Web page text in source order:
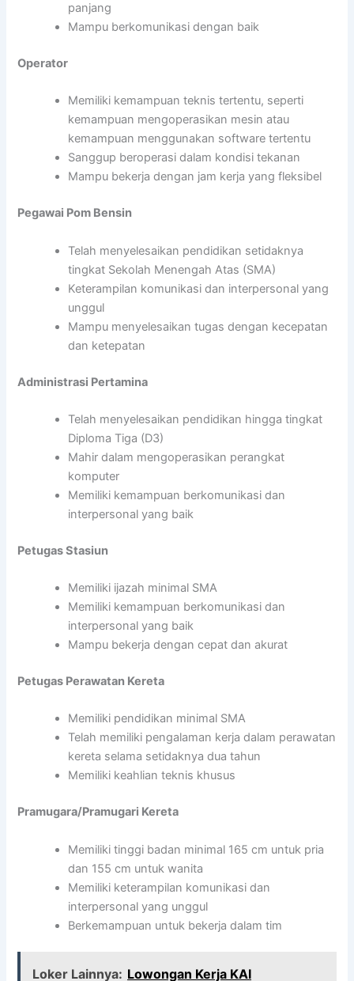
panjang
Mampu berkomunikasi dengan baik
Operator
Memiliki kemampuan teknis tertentu, seperti
kemampuan mengoperasikan mesin atau
kemampuan menggunakan software tertentu
Sanggup beroperasi dalam kondisi tekanan
Mampu bekerja dengan jam kerja yang fleksibel
Pegawai Pom Bensin
Telah menyelesaikan pendidikan setidaknya
tingkat Sekolah Menengah Atas (SMA)
Keterampilan komunikasi dan interpersonal yang
unggul
Mampu menyelesaikan tugas dengan kecepatan
dan ketepatan
Administrasi Pertamina
Telah menyelesaikan pendidikan hingga tingkat
Diploma Tiga (D3)
Mahir dalam mengoperasikan perangkat
komputer
Memiliki kemampuan berkomunikasi dan
interpersonal yang baik
Petugas Stasiun
Memiliki ijazah minimal SMA
Memiliki kemampuan berkomunikasi dan
interpersonal yang baik
Mampu bekerja dengan cepat dan akurat
Petugas Perawatan Kereta
Memiliki pendidikan minimal SMA
Telah memiliki pengalaman kerja dalam perawatan
kereta selama setidaknya dua tahun
Memiliki keahlian teknis khusus
Pramugara/Pramugari Kereta
Memiliki tinggi badan minimal 165 cm untuk pria
dan 155 cm untuk wanita
Memiliki keterampilan komunikasi dan
interpersonal yang unggul
Berkemampuan untuk bekerja dalam tim
Loker Lainnya: Lowongan Kerja KAI